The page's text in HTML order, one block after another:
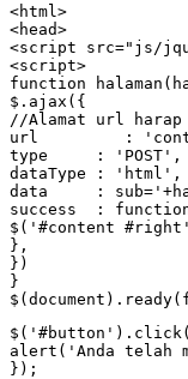
<html>
<head>
<script src="js/
<script>
function
$.ajax({
//Alamat url harap
url         :
type     : 'POST',
dataType : 'html',
data     :
success  :
$('#content
},
})
}
alert('Anda telah
});